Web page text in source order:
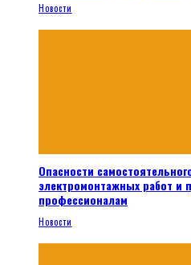
Новости
Опасности
электромонтажных работ и
профессионалам
Новости